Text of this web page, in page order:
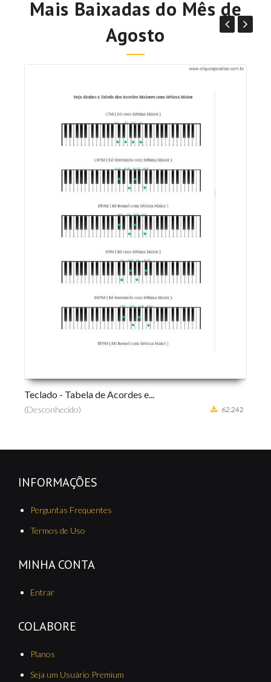
Mais Baixadas do Mês de
Agosto
Teclado - Tabela de Acordes e...
(Desconhecido) 62.242
INFORMAÇÕES
Perguntas Frequentes
Termos de Uso
MINHA CONTA
Entrar
COLABORE
Planos
Seja um Usuário Premium